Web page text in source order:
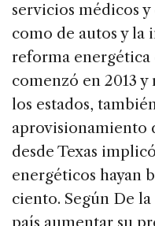
servicios médicos
como de autos y la
reforma
comenzó en 2013
los estados,
aprovisionamiento
desde Texas
energéticos hayan
ciento. Según De